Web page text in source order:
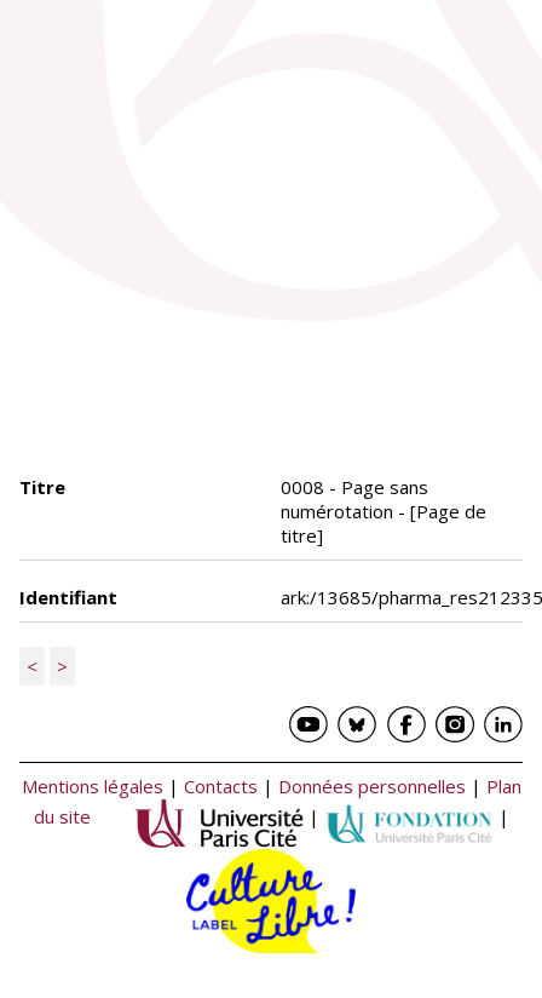
Titre
0008 - Page sans
numérotation - [Page de
titre]
Identifiant ark:/13685/
< >
Mentions légales | Contacts | Données personnelles | Plan
du site
| |